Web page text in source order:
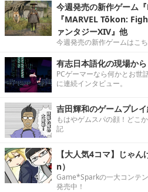
今週発売の新作ゲーム
『MARVEL Tōkon:
ァンタジーXIV』他
今週発売の新作ゲームはこち
有志日本語化の現場から
PCゲーマーなら何かとお世
に連続インタビュー。
吉田輝和のゲームプレ
もはやゲムスパの顔！どこ
記
【大人気4コマ】じゃ
n）
Game*Sparkの一大コンテ
発売中！